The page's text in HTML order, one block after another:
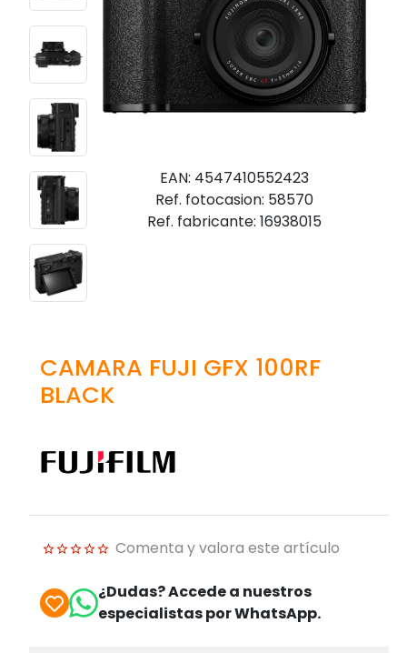
EAN: 4547410552423
Ref. fotocasion: 58570
Ref. fabricante: 16938015
CAMARA FUJI GFX 100RF
BLACK
Comenta y valora este artículo
¿Dudas? Accede a nuestros
especialistas por WhatsApp.